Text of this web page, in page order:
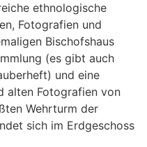
ethnologische
Fotografien und
Bischofshaus
(es gibt auch
und eine
alten Fotografien von
Wehrturm der
sich im Erdgeschoss